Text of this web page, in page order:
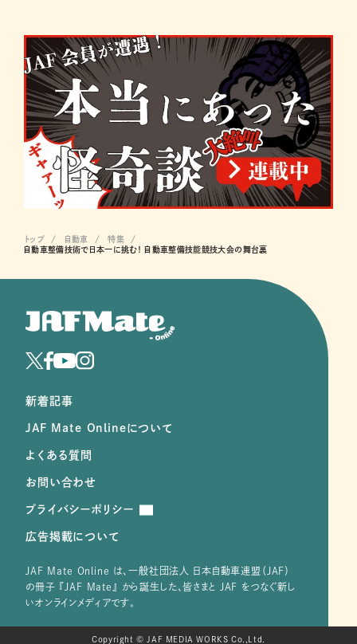
トップ 自動車
特集
自動車整備技術で日本一に挑む！ 自動車整備技能競技大会の舞台裏
新着記事
JAF Mate Onlineについて
よくある質問
お問い合わせ
プライバシーポリシー
広告掲載について
JAF Mate Online は、⼀般社団法⼈ ⽇本⾃動⾞連盟（JAF）
の冊子 『JAF Mate』 から誕⽣した、皆さまと JAF をつなぐ新し
いオンラインメディアです。
Copyright © JAF MEDIA WORKS Co.,Ltd.